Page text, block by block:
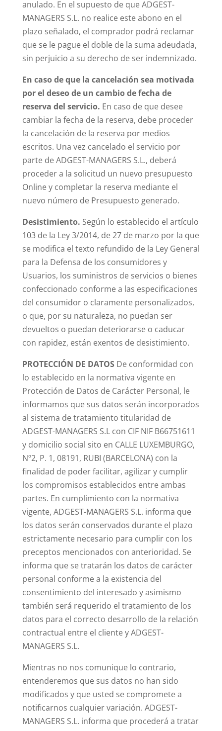
anulado. En el supuesto de que ADGEST-
MANAGERS S.L. no realice este abono en el
plazo señalado, el comprador podrá reclamar
que se le pague el doble de la suma adeudada,
sin perjuicio a su derecho de ser indemnizado.
En caso de que la cancelación sea motivada
por el deseo de un cambio de fecha de
reserva del servicio. En caso de que desee
cambiar la fecha de la reserva, debe proceder
la cancelación de la reserva por medios
escritos. Una vez cancelado el servicio por
parte de ADGEST-MANAGERS S.L., deberá
proceder a la solicitud un nuevo presupuesto
Online y completar la reserva mediante el
nuevo número de Presupuesto generado.
Desistimiento. Según lo establecido el artículo
103 de la Ley 3/2014, de 27 de marzo por la que
se modifica el texto refundido de la Ley General
para la Defensa de los consumidores y
Usuarios, los suministros de servicios o bienes
confeccionado conforme a las especificaciones
del consumidor o claramente personalizados,
o que, por su naturaleza, no puedan ser
devueltos o puedan deteriorarse o caducar
con rapidez, están exentos de desistimiento.
PROTECCIÓN DE DATOSDe conformidad con
lo establecido en la normativa vigente en
Protección de Datos de Carácter Personal, le
informamos que sus datos serán incorporados
al sistema de tratamiento titularidad de
ADGEST-MANAGERS S.L con CIF NIF B66751611
y domicilio social sito en CALLE LUXEMBURGO,
Nº2, P. 1, 08191, RUBI (BARCELONA) con la
finalidad de poder facilitar, agilizar y cumplir
los compromisos establecidos entre ambas
partes. En cumplimiento con la normativa
vigente, ADGEST-MANAGERS S.L. informa que
los datos serán conservados durante el plazo
estrictamente necesario para cumplir con los
preceptos mencionados con anterioridad. Se
informa que se tratarán los datos de carácter
personal conforme a la existencia del
consentimiento del interesado y asimismo
también será requerido el tratamiento de los
datos para el correcto desarrollo de la relación
contractual entre el cliente y ADGEST-
MANAGERS S.L.
Mientras no nos comunique lo contrario,
entenderemos que sus datos no han sido
modificados y que usted se compromete a
notificarnos cualquier variación. ADGEST-
MANAGERS S.L. informa que procederá a tratar